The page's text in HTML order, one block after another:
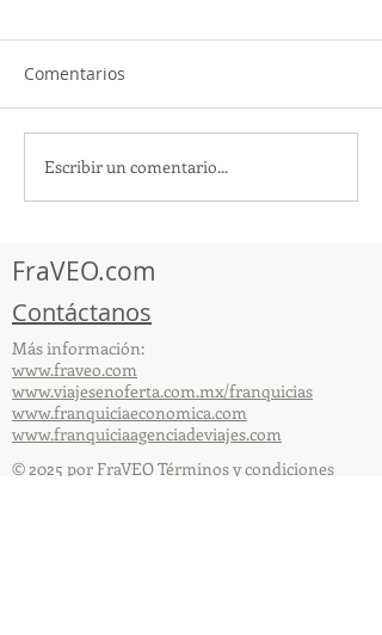
¡Acapulco y Guerrero se
Visten de Fiesta!
Comentarios
Escribir un comentario...
FraVEO.com
Contáctanos
Más información:
www.fraveo.com
www.viajesenoferta.com.mx/franquicias
www.franquiciaeconomica.com
www.franquiciaagenciadeviajes.com
© 2025 por FraVEO Términos y condiciones